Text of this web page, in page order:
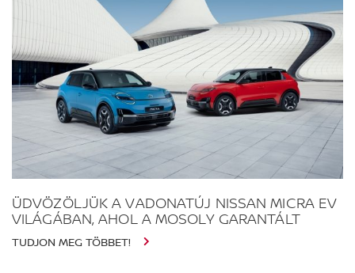
ÜDVÖZÖLJÜK A VADONATÚJ NISSAN MICRA EV
VILÁGÁBAN, AHOL A MOSOLY GARANTÁLT
TUDJON MEG TÖBBET!